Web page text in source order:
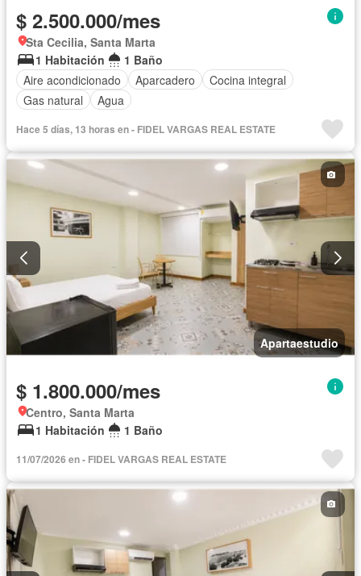
$ 2.500.000/mes
Sta Cecilia, Santa Marta
1 Habitación
1 Baño
Aire acondicionado
Aparcadero
Cocina integral
Gas natural
Agua
Hace 5 días, 13 horas en - FIDEL VARGAS REAL ESTATE
Apartaestudio
$ 1.800.000/mes
Centro, Santa Marta
1 Habitación
1 Baño
11/07/2026 en - FIDEL VARGAS REAL ESTATE